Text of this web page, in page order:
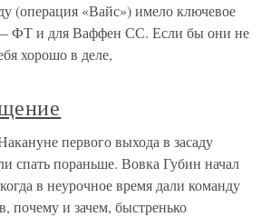
(операция «Вайс») имело ключевое
ФТ и для Ваффен СС. Если бы они не
хорошо в деле,
первого выхода в засаду
спать пораньше. Вовка Губин начал
в неурочное время дали команду
почему и зачем, быстренько